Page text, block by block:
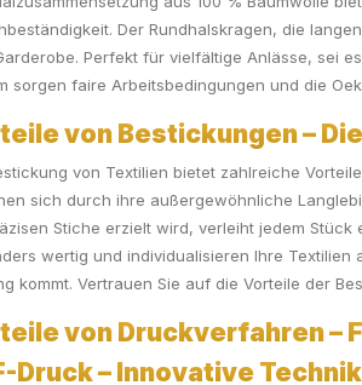
Der Rundhalskragen, die
Perfekt für vielfältige Anlässe, sei
sorgen faire Arbeitsbedingungen und die
von Bestickungen –
von Textilien bietet zahlreiche
sich durch ihre außergewöhnliche
Stiche erzielt wird, verleiht jedem
wertig und individualisieren Ihre
kommt. Vertrauen Sie auf die Vorteile der
von Druckverfahren –
Druck – Innovative